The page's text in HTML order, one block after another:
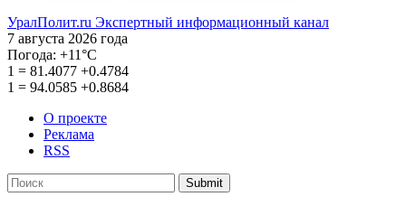
УралПолит.ru Экспертный информационный канал
7 августа 2026 года
Погода: +11°С
1 = 81.4077 +0.4784
1 = 94.0585 +0.8684
О проекте
Реклама
RSS
Submit